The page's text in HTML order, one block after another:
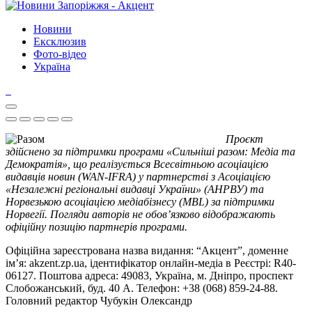
Новини
Ексклюзив
Фото-відео
Україна
Проєкт
здійснено за підтримки програми «Сильніші разом: Медіа та
Демократія», що реалізується Всесвітньою асоціацією
видавців новин (WAN-IFRA) у партнерстві з Асоціацією
«Незалежні регіональні видавці України» (АНРВУ) та
Норвезькою асоціацією медіабізнесу (MBL) за підтримки
Норвегії. Погляди авторів не обов’язково відображають
офіційну позицію партнерів програми.
Офіційна зареєстрована назва видання: “Акцент”, доменне
ім’я: akzent.zp.ua, ідентифікатор онлайн-медіа в Реєстрі: R40-
06127. Поштова адреса: 49083, Україна, м. Дніпро, проспект
Слобожанський, буд. 40 А. Телефон: +38 (068) 859-24-88.
Головний редактор Чубукін Олександр